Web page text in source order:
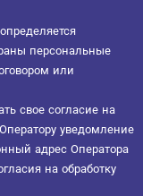
персональные
или
свое согласие на
уведомление
адрес Оператора
на обработку